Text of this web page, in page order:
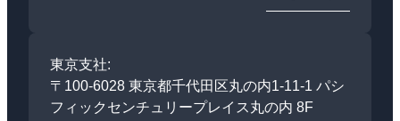
東京支社:
〒100-6028 東京都千代田区丸の内1-11-1 パシ
フィックセンチュリープレイス丸の内 8F